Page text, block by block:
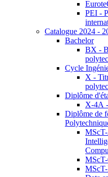
PEI -
Catalogue 2024 -
Bachelor
BX -
Cycle
X -
Diplôme
X-4A
Diplôme de